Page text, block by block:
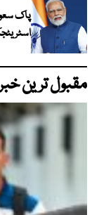
پاک
مقبول ترین